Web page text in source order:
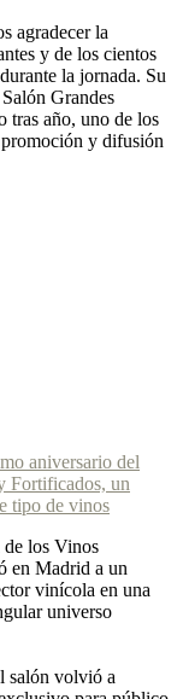
agradecer la
y de los cientos
la jornada. Su
Grandes
tras año, uno de los
y difusión
aniversario del
Fortificados, un
tipo de vinos
de los Vinos
en Madrid a un
vinícola en una
universo
salón volvió a